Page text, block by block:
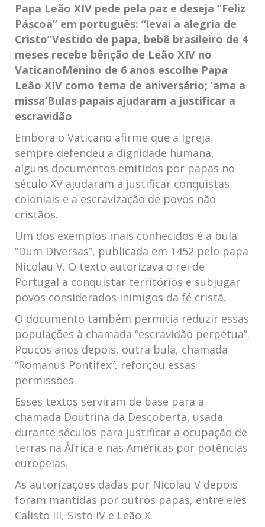
Papa Leão XIV pede pela paz e deseja “Feliz
Páscoa” em português: “levai a alegria de
Cristo”Vestido de papa, bebê brasileiro de 4
meses recebe bênção de Leão XIV no
VaticanoMenino de 6 anos escolhe Papa
Leão XIV como tema de aniversário; ‘ama a
missa’Bulas papais ajudaram a justificar a
escravidão
Embora o Vaticano afirme que a Igreja
sempre defendeu a dignidade humana,
alguns documentos emitidos por papas no
século XV ajudaram a justificar conquistas
coloniais e a escravização de povos não
cristãos.
Um dos exemplos mais conhecidos é a bula
“Dum Diversas”, publicada em 1452 pelo papa
Nicolau V. O texto autorizava o rei de
Portugal a conquistar territórios e subjugar
povos considerados inimigos da fé cristã.
O documento também permitia reduzir essas
populações à chamada “escravidão perpétua”.
Poucos anos depois, outra bula, chamada
“Romanus Pontifex”, reforçou essas
permissões.
Esses textos serviram de base para a
chamada Doutrina da Descoberta, usada
durante séculos para justificar a ocupação de
terras na África e nas Américas por potências
europeias.
As autorizações dadas por Nicolau V depois
foram mantidas por outros papas, entre eles
Calisto III, Sisto IV e Leão X.